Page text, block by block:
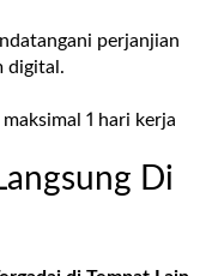
perjanjian
digital.
1 hari kerja
Di